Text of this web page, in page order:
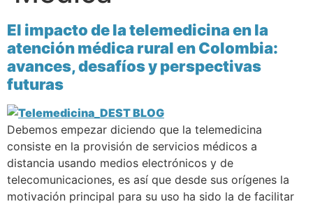
El impacto de la telemedicina en la
atención médica rural en Colombia:
avances, desafíos y perspectivas
futuras
Debemos empezar diciendo que la telemedicina
consiste en la provisión de servicios médicos a
distancia usando medios electrónicos y de
telecomunicaciones, es así que desde sus orígenes la
motivación principal para su uso ha sido la de facilitar